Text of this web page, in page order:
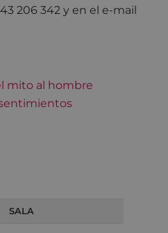
206 342 y en el e-mail
SALA